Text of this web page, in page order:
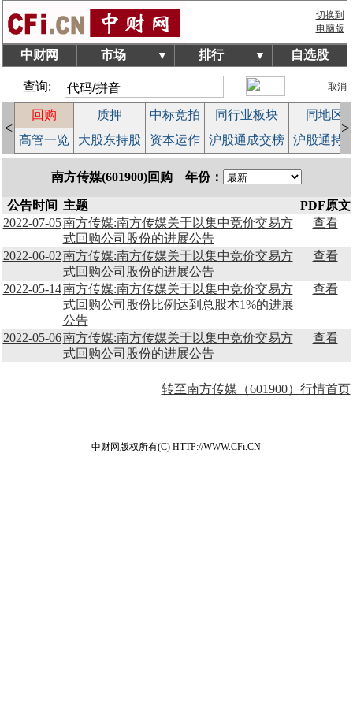
切换到
电脑版
中财网 市场 ▼ 排行 ▼ 自选股
查询: 取消
<
回购 质押 中标竞拍 同行业板块
同地区
高管一览 大股东持股 资本运作 沪股通成交榜 沪股通持
>
南方传媒(601900)回购 年份：
公告时间 主题
PDF原文
2022-07-05南方传媒:南方传媒关于以集中竞价交易方
式回购公司股份的进展公告
查看
2022-06-02南方传媒:南方传媒关于以集中竞价交易方
式回购公司股份的进展公告
查看
2022-05-14南方传媒:南方传媒关于以集中竞价交易方
式回购公司股份比例达到总股本1%的进展
公告
查看
2022-05-06南方传媒:南方传媒关于以集中竞价交易方
式回购公司股份的进展公告
查看
转至南方传媒（601900）行情首页
中财网版权所有(C) HTTP://WWW.CFi.CN